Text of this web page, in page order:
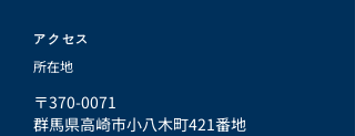
​アクセス
所在地
〒370-0071
群馬県高崎市小八木町421番地